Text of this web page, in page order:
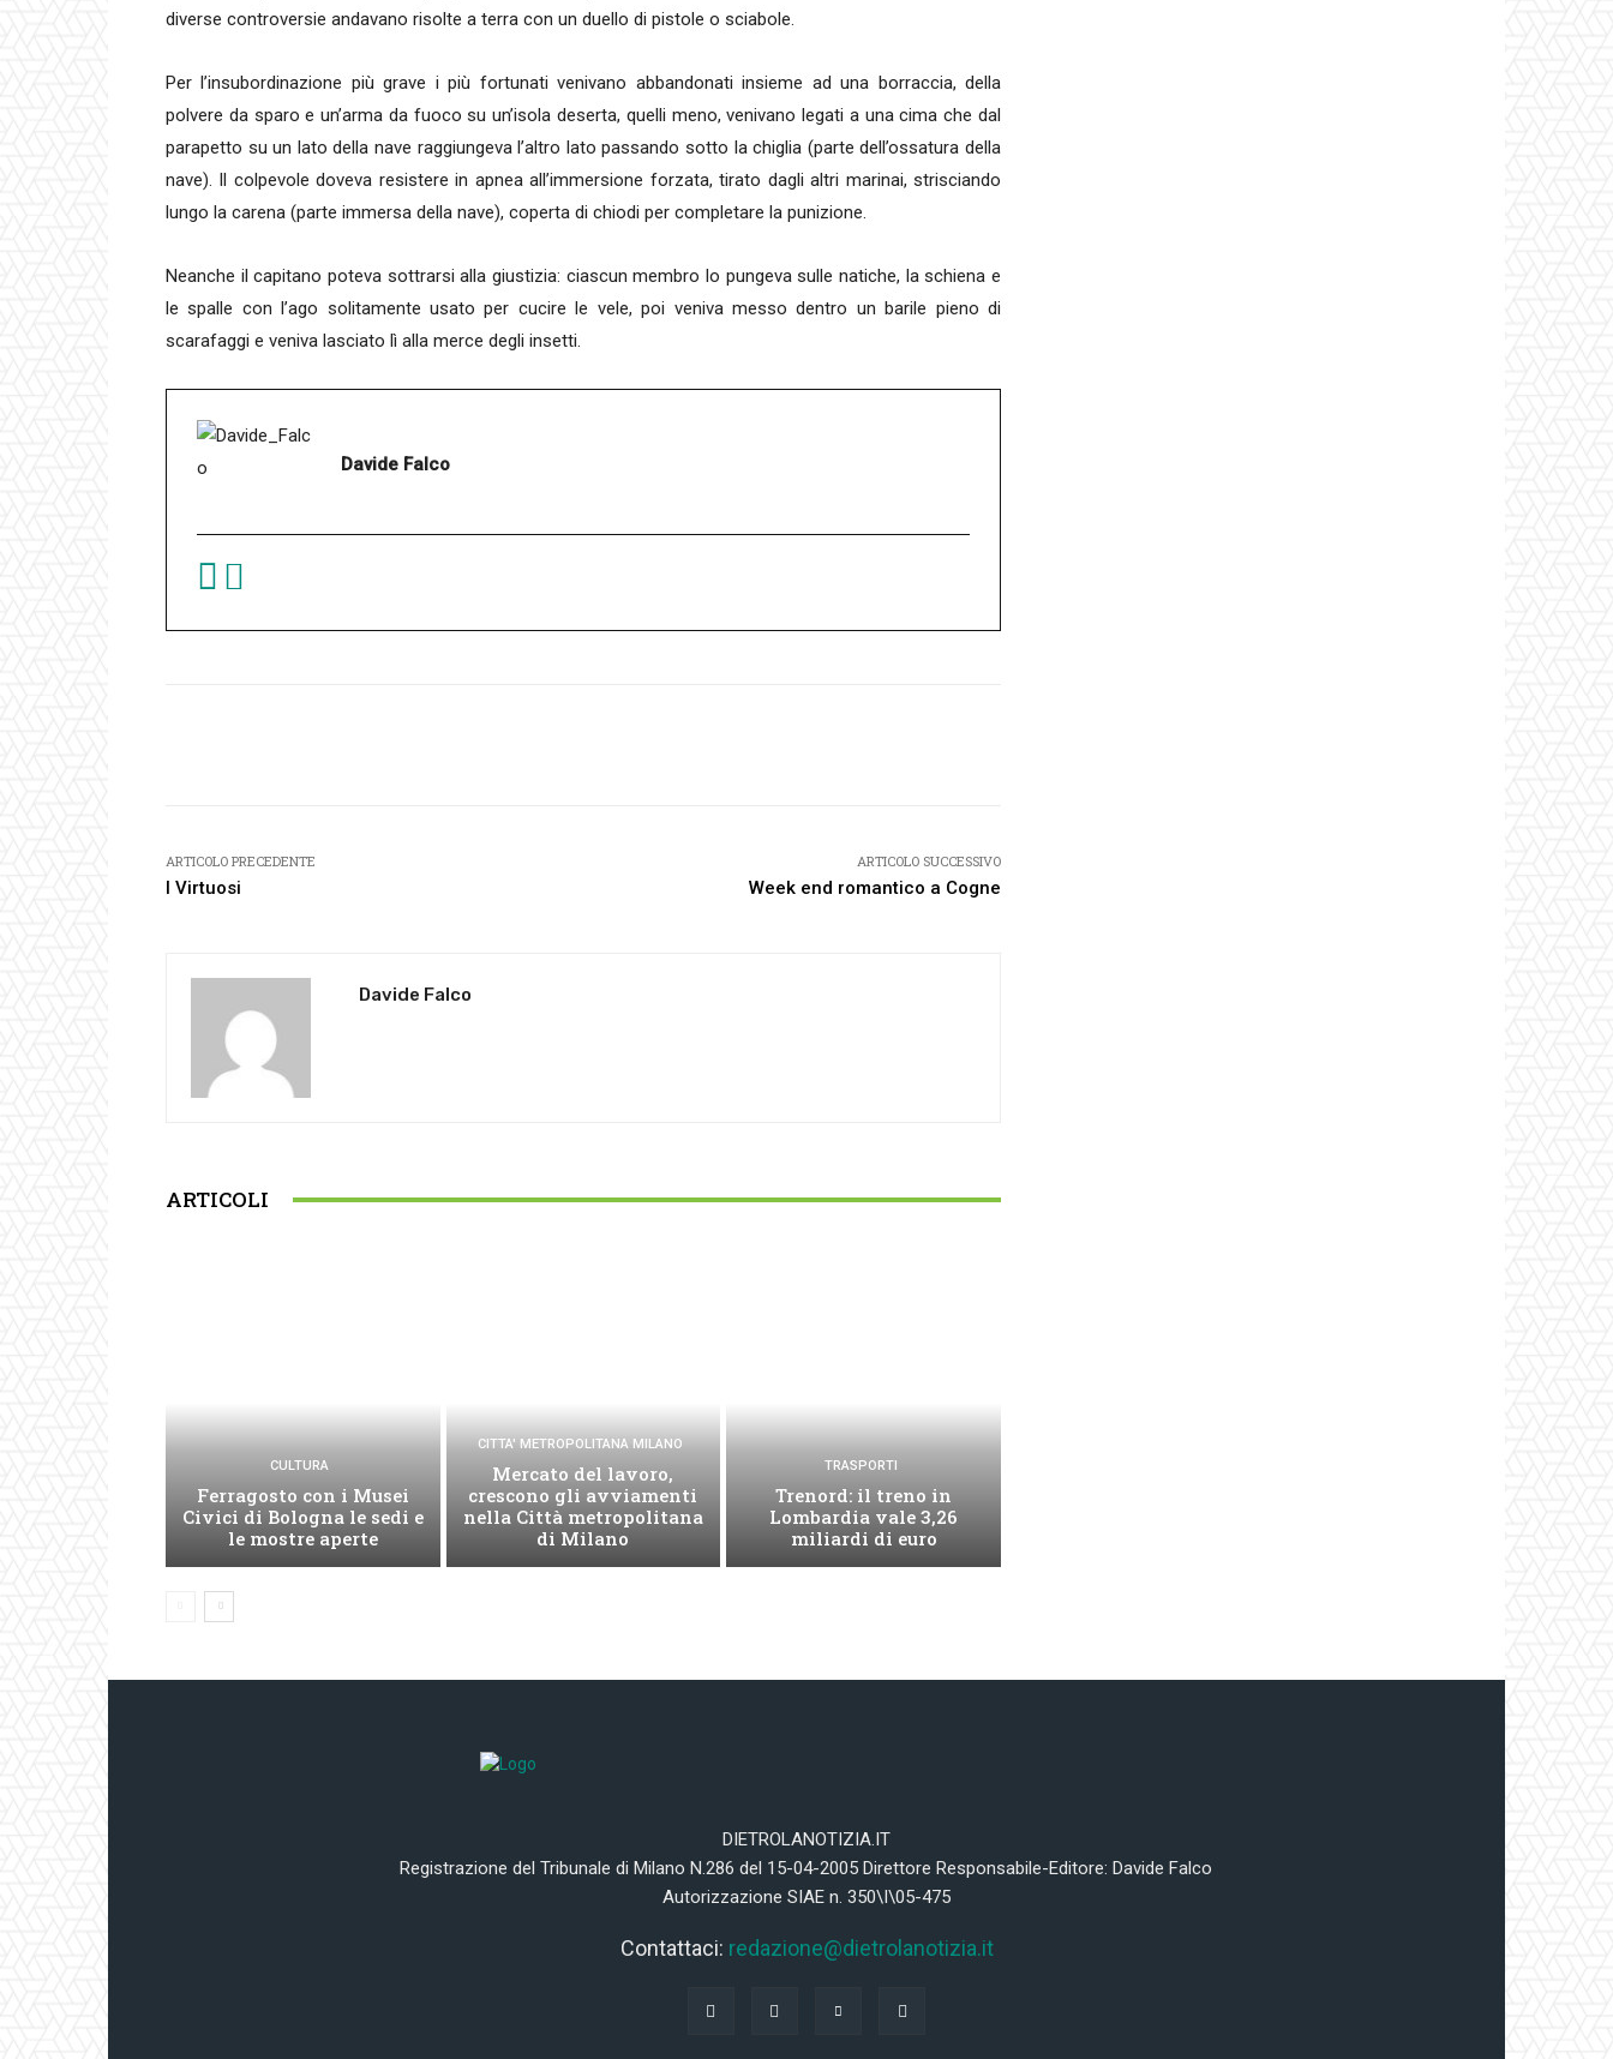
diverse controversie andavano risolte a terra con un duello di pistole o sciabole.
Per l’insubordinazione più grave i più fortunati venivano abbandonati insieme ad una borraccia, della
polvere da sparo e un’arma da fuoco su un’isola deserta, quelli meno, venivano legati a una cima che dal
parapetto su un lato della nave raggiungeva l’altro lato passando sotto la chiglia (parte dell’ossatura della
nave). Il colpevole doveva resistere in apnea all’immersione forzata, tirato dagli altri marinai, strisciando
lungo la carena (parte immersa della nave), coperta di chiodi per completare la punizione.
Neanche il capitano poteva sottrarsi alla giustizia: ciascun membro lo pungeva sulle natiche, la schiena e
le spalle con l’ago solitamente usato per cucire le vele, poi veniva messo dentro un barile pieno di
scarafaggi e veniva lasciato lì alla merce degli insetti.
Davide Falco
ARTICOLO PRECEDENTE
I Virtuosi
ARTICOLO SUCCESSIVO
Week end romantico a Cogne
Davide Falco
ARTICOLI
CULTURA
Ferragosto con i Musei
Civici di Bologna le sedi e
le mostre aperte
CITTA' METROPOLITANA MILANO
Mercato del lavoro,
crescono gli avviamenti
nella Città metropolitana
di Milano
TRASPORTI
Trenord: il treno in
Lombardia vale 3,26
miliardi di euro
DIETROLANOTIZIA.IT
Registrazione del Tribunale di Milano N.286 del 15-04-2005 Direttore Responsabile-Editore: Davide Falco
Autorizzazione SIAE n. 350\I\05-475
Contattaci: redazione@dietrolanotizia.it